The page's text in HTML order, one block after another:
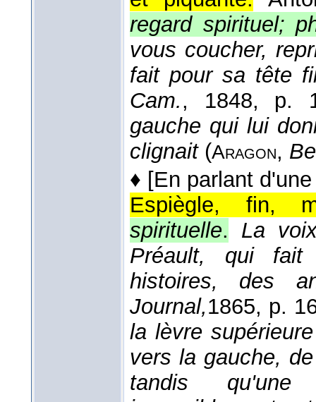
regard spirituel;
vous coucher,
fait pour sa tête
Cam., 1848, p.
gauche qui lui
clignait(Aragon,
♦ [En parlant
Espiègle, fin,
spirituelle.
La
Préault, qui
histoires, des
Journal,1865, p.
la lèvre
vers la gauche,
tandis qu'une